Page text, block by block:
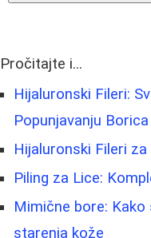
Pročitajte i...
Hijaluronski Fileri:
Popunjavanju
Hijaluronski Fileri
Piling za Lice:
Mimične bore:
starenja kože